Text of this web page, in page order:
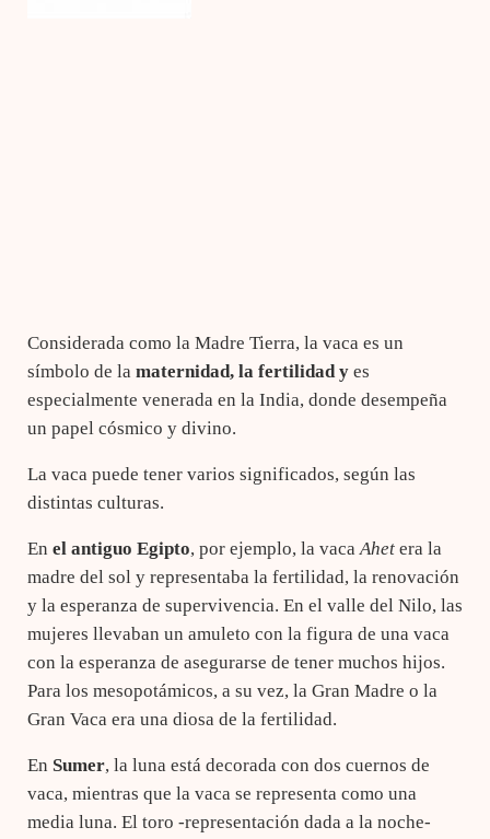
Considerada como la Madre Tierra, la vaca es un
símbolo de la maternidad, la fertilidad y es
especialmente venerada en la India, donde desempeña
un papel cósmico y divino.
La vaca puede tener varios significados, según las
distintas culturas.
En el antiguo Egipto, por ejemplo, la vacaAhetera la
madre del sol y representaba la fertilidad, la renovación
y la esperanza de supervivencia. En el valle del Nilo, las
mujeres llevaban un amuleto con la figura de una vaca
con la esperanza de asegurarse de tener muchos hijos.
Para los mesopotámicos, a su vez, la Gran Madre o la
Gran Vaca era una diosa de la fertilidad.
En Sumer, la luna está decorada con dos cuernos de
vaca, mientras que la vaca se representa como una
media luna. El toro -representación dada a la noche-